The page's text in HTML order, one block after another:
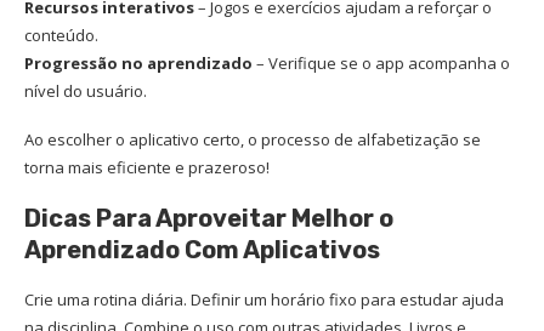
Recursos interativos– Jogos e exercícios ajudam a reforçar o
conteúdo.
Progressão no aprendizado – Verifique se o app acompanha o
nível do usuário.
Ao escolher o aplicativo certo, o processo de alfabetização se
torna mais eficiente e prazeroso!
Dicas Para Aproveitar Melhor o
Aprendizado Com Aplicativos
Crie uma rotina diária. Definir um horário fixo para estudar ajuda